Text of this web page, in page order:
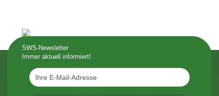
SWS-Newsletter
Immer aktuell informiert!